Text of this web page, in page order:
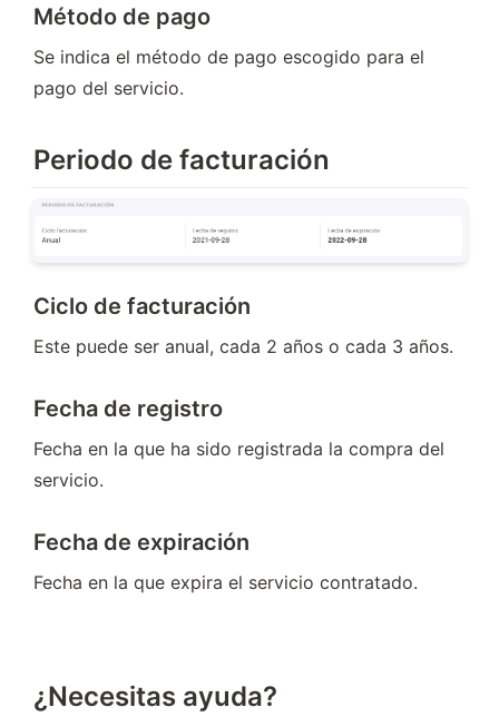
Método de pago
Se indica el método de pago escogido para el
pago del servicio.
Periodo de facturación
Ciclo de facturación
Este puede ser anual, cada 2 años o cada 3 años.
Fecha de registro
Fecha en la que ha sido registrada la compra del
servicio.
Fecha de expiración
Fecha en la que expira el servicio contratado.
¿Necesitas ayuda?